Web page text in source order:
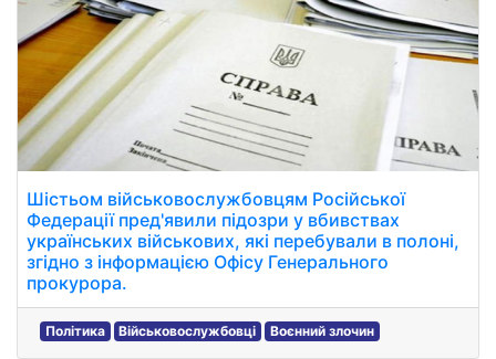
Шістьом військовослужбовцям Російської
Федерації пред'явили підозри у вбивствах
українських військових, які перебували в полоні,
згідно з інформацією Офісу Генерального
прокурора.
Політика Військовослужбовці Воєнний злочин